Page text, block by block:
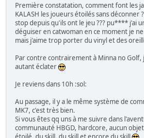
Première constatation, comment font les
KALASH les joueurs étoilés sans déconner
stop depuis qu'ils ont le jeu ??? pu**** j'ai
déguiser en catwoman en ce moment je
mais j'aime trop porter du vinyl et des
Par contre contrairement à Minna no Golf,
autant éclater
Je reviens dans 10h :sol:
Au passage, il y a le même système de
MK7, c'est très bien.
Si vous êtes qq uns à me suivre dans
communauté HBGD, hardcore, aucun